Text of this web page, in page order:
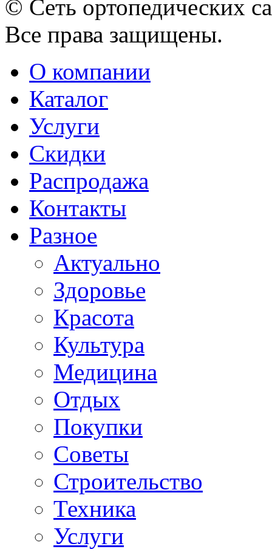
© Сеть ортопедических
Все права защищены.
О компании
Каталог
Услуги
Скидки
Распродажа
Контакты
Разное
Актуально
Здоровье
Красота
Культура
Медицина
Отдых
Покупки
Советы
Строительство
Техника
Услуги